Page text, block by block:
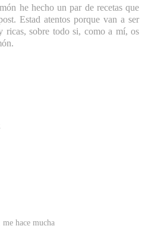
he hecho un par de recetas que
Estad atentos porque van a ser
ricas, sobre todo si, como a mí, os
hace mucha